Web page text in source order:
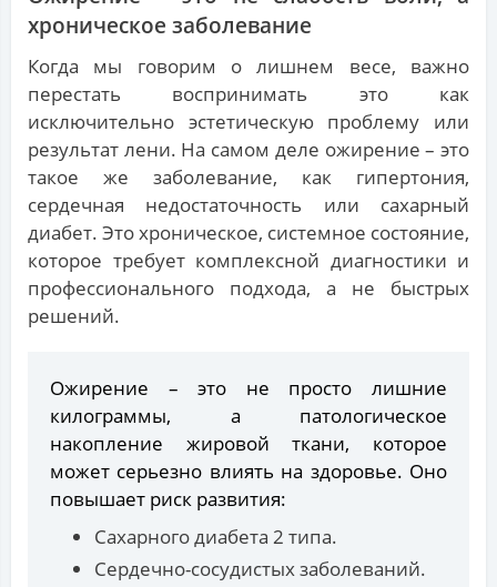
хроническое заболевание
Когда мы говорим о лишнем весе, важно
перестать воспринимать это как
исключительно эстетическую проблему или
результат лени. На самом деле ожирение – это
такое же заболевание, как гипертония,
сердечная недостаточность или сахарный
диабет. Это хроническое, системное состояние,
которое требует комплексной диагностики и
профессионального подхода, а не быстрых
решений.
Ожирение – это не просто лишние
килограммы, а патологическое
накопление жировой ткани, которое
может серьезно влиять на здоровье. Оно
повышает риск развития:
Сахарного диабета 2 типа.
Сердечно-сосудистых заболеваний.